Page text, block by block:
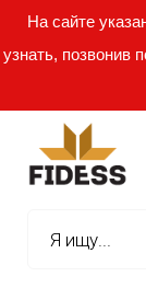
На сайте
узнать, позвонив